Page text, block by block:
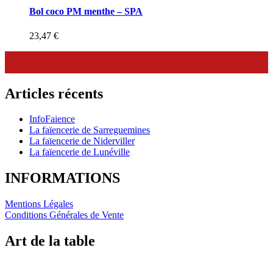
Bol coco PM menthe – SPA
23,47 €
Articles récents
InfoFaience
La faïencerie de Sarreguemines
La faïencerie de Niderviller
La faïencerie de Lunéville
INFORMATIONS
Mentions Légales
Conditions Générales de Vente
Art de la table